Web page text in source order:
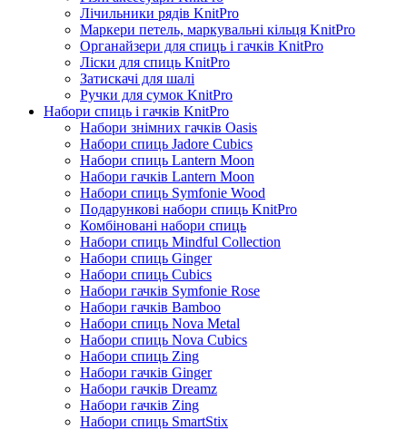
Лічильники рядів KnitPro
Маркери петель, маркувальні кільця KnitPro
Органайзери для спиць і гачків KnitPro
Ліски для спиць KnitPro
Затискачі для шалі
Ручки для сумок KnitPro
Набори спиць і гачків KnitPro
Набори знімних гачків Oasis
Набори спиць Jadore Cubics
Набори спиць Lantern Moon
Набори гачків Lantern Moon
Набори спиць Symfonie Wood
Подарункові набори спиць KnitPro
Комбіновані набори спиць
Набори спиць Mindful Collection
Набори спиць Ginger
Набори спиць Cubics
Набори гачків Symfonie Rose
Набори гачків Bamboo
Набори спиць Nova Metal
Набори спиць Nova Cubics
Набори спиць Zing
Набори гачків Ginger
Набори гачків Dreamz
Набори гачків Zing
Набори спиць SmartStix